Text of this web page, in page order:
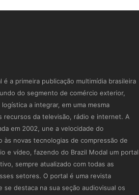
é a primeira publicação multimídia brasileira
do segmento de comércio exterior,
a integrar, em uma mesma
recursos da televisão, rádio e internet. A
em 2002, une a velocidade do
às novas tecnologias de compressão de
e vídeo, fazendo do Brazil Modal um portal
sempre atualizado com todas as
setores. O portal é uma revista
se destaca na sua seção audiovisual os